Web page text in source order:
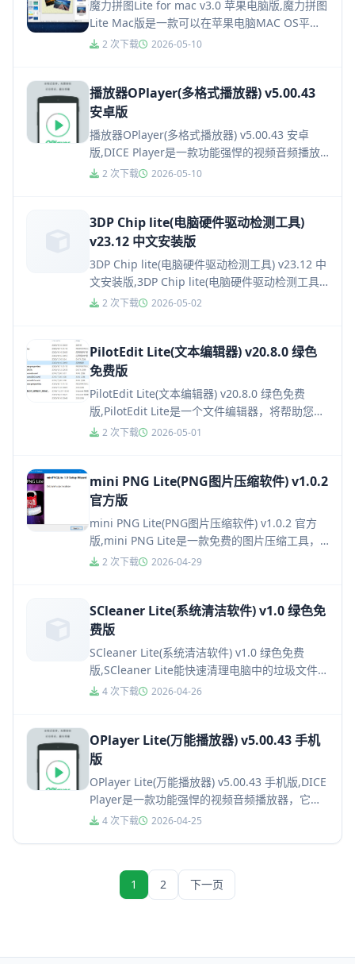
魔力拼图Lite for mac v3.0 苹果电脑版,魔力拼图
Lite Mac版是一款可以在苹果电脑MAC OS平台
上使用的非常炫酷的Mac图像处理软件...
2 次下载 2026-05-10
播放器OPlayer(多格式播放器) v5.00.43
安卓版
播放器OPlayer(多格式播放器) v5.00.43 安卓
版,DICE Player是一款功能强悍的视频音频播放
器，它支持播放速度控制，支持网络流媒体，...
2 次下载 2026-05-10
3DP Chip lite(电脑硬件驱动检测工具)
v23.12 中文安装版
3DP Chip lite(电脑硬件驱动检测工具) v23.12 中
文安装版,3DP Chip lite(电脑硬件驱动检测工具)
是一款非常实用的电脑硬件驱...
2 次下载 2026-05-02
PilotEdit Lite(文本编辑器) v20.8.0 绿色
免费版
PilotEdit Lite(文本编辑器) v20.8.0 绿色免费
版,PilotEdit Lite是一个文件编辑器，将帮助您搜
索和替换多行文字，编辑FT...
2 次下载 2026-05-01
mini PNG Lite(PNG图片压缩软件) v1.0.2
官方版
mini PNG Lite(PNG图片压缩软件) v1.0.2 官方
版,mini PNG Lite是一款免费的图片压缩工具，
这款软件实现了"Lossy C...
2 次下载 2026-04-29
SCleaner Lite(系统清洁软件) v1.0 绿色免
费版
SCleaner Lite(系统清洁软件) v1.0 绿色免费
版,SCleaner Lite能快速清理电脑中的垃圾文件，
使其运行速度更加快捷，对于临时文件...
4 次下载 2026-04-26
OPlayer Lite(万能播放器) v5.00.43 手机
版
OPlayer Lite(万能播放器) v5.00.43 手机版,DICE
Player是一款功能强悍的视频音频播放器，它支
持播放速度控制，支持网络流媒体...
4 次下载 2026-04-25
1 2 下一页